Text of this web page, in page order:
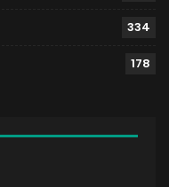
334
178